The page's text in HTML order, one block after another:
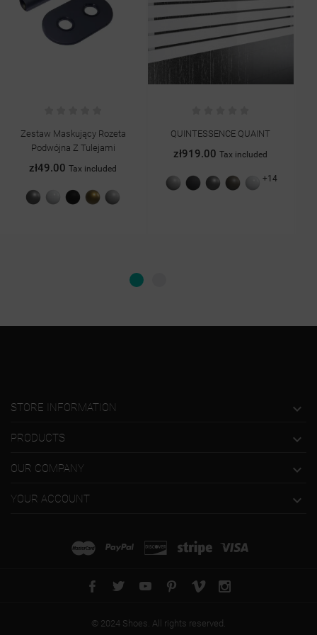
Zestaw Maskujący Rozeta
Podwójna Z Tulejami
zł49.00Tax included
Antracyt
struktura
Biały
połysk
Czarny
mat
Antyk
jasny
QUINTESSENCE QUAINT
zł919.00Tax included
Szary
struktura
GrafitAntracyt
struktura
Quartz
II
Biały
połysk
+14
STORE INFORMATION 
PRODUCTS 
OUR COMPANY 
YOUR ACCOUNT 
© 2024 Shoes. All rights reserved.